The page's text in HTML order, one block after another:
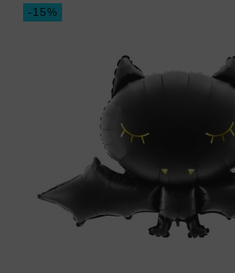
-15%